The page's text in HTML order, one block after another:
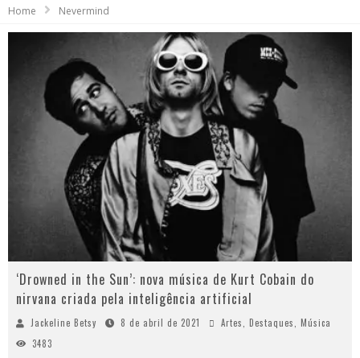
Home Nevermind
‘Drowned in the Sun’: nova música de Kurt Cobain do
nirvana criada pela inteligência artificial
Jackeline Betsy 8 de abril de 2021 Artes, Destaques, Música
3483